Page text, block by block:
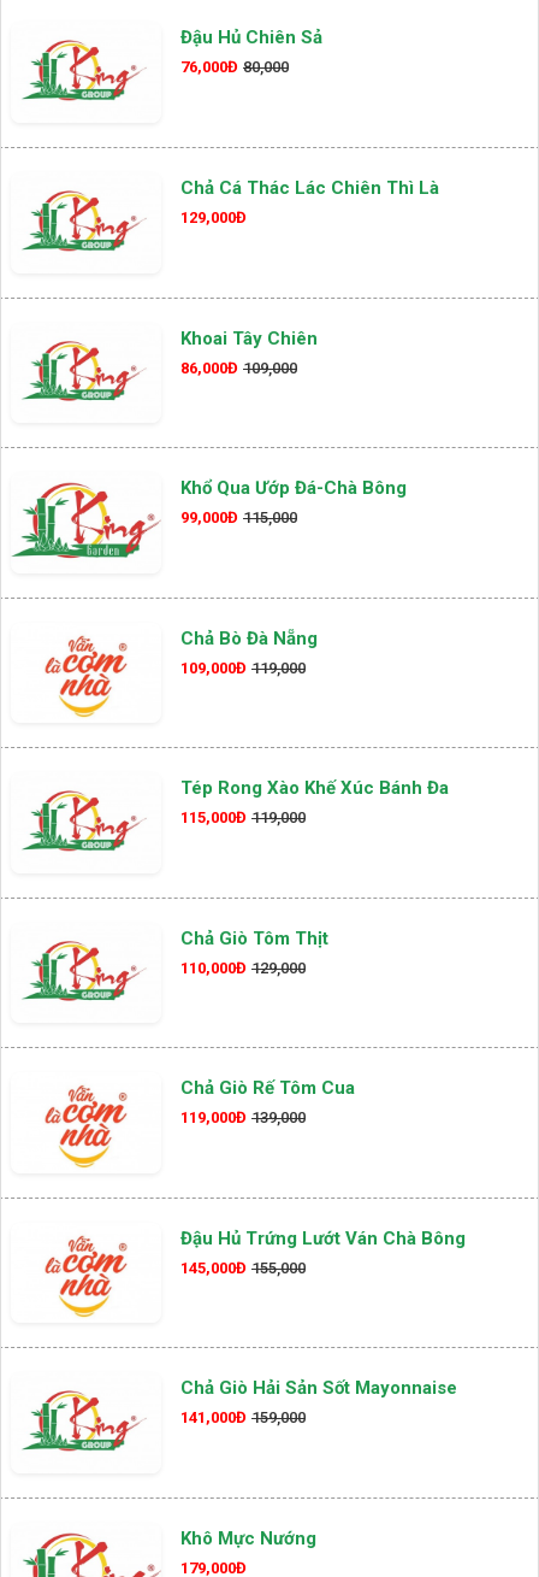
Đậu Hủ Chiên Sả
76,000Đ 80,000
Chả Cá Thác Lác Chiên Thì Là
129,000Đ
Khoai Tây Chiên
86,000Đ 109,000
Khổ Qua Ướp Đá-Chà Bông
99,000Đ 115,000
Chả Bò Đà Nẵng
109,000Đ 119,000
Tép Rong Xào Khế Xúc Bánh Đa
115,000Đ 119,000
Chả Giò Tôm Thịt
110,000Đ 129,000
Chả Giò Rế Tôm Cua
119,000Đ 139,000
Đậu Hủ Trứng Lướt Ván Chà Bông
145,000Đ 155,000
Chả Giò Hải Sản Sốt Mayonnaise
141,000Đ 159,000
Khô Mực Nướng
179,000Đ